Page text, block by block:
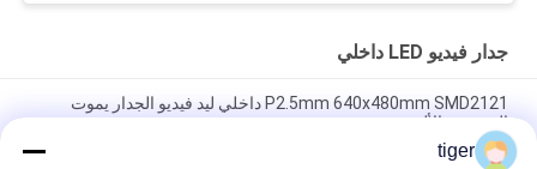
جدار فيديو LED داخلي
P2.5mm 640x480mm SMD2121 داخلي ليد فيديو الجدار يموت
المصبوب الألومنيوم
tiger